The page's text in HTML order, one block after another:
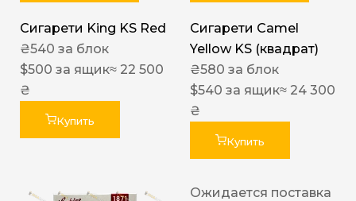
Сигарети King KS Red
₴540 за блок
$500 за ящик≈ 22 500
₴
Купить
Сигарети Camel
Yellow KS (квадрат)
₴580 за блок
$540 за ящик≈ 24 300
₴
Купить
Ожидается поставка